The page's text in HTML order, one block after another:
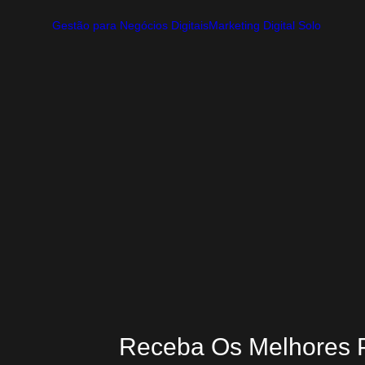
Gestão para Negócios DigitaisMarketing Digital Solo
Receba Os Melhores